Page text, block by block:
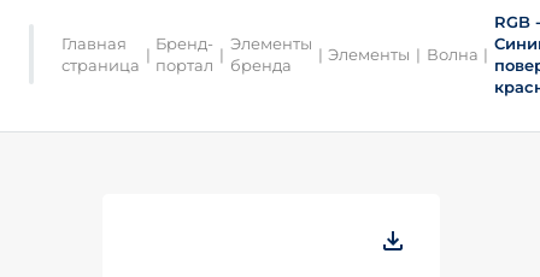
Главная
страница
|
Бренд-
портал
|
Элементы
бренда
| Элементы | Волна |
RGB